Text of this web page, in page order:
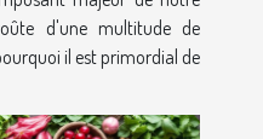
d'une multitude de
il est primordial de